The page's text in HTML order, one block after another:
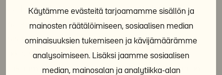
Käytämme evästeitä tarjoamamme sisällön ja
mainosten räätälöimiseen, sosiaalisen median
ominaisuuksien tukemiseen ja kävijämäärämme
analysoimiseen. Lisäksi jaamme sosiaalisen
median, mainosalan ja analytiikka-alan
uudenvuodenaattona muuttaessaan Lintuvaaran
nuorisoasuntokohteeseen. Kunpa Nuorisotakuu
sisältäisi asuntotakuunkin. Ihmisarvoon kuuluu
oikeus asuntoon, myös nuorilla. Nuorisotakuun
takaamaa työ-, opiskelu- tai kuntoutuspaikkaa on